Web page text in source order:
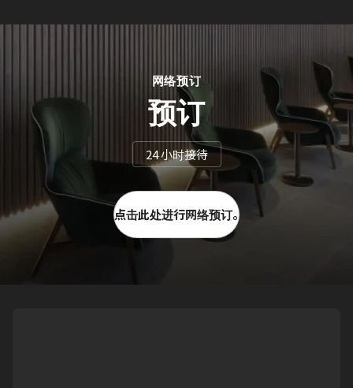
网络预订
预订
24 小时接待
点击此处进行网络预订。